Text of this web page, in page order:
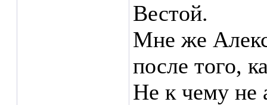
Вестой.
Мне же
после того,
Не к чему не